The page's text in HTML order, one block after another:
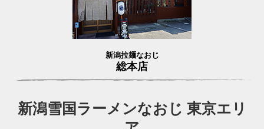
新潟拉麺なおじ
総本店
新潟雪国ラーメンなおじ 東京エリ